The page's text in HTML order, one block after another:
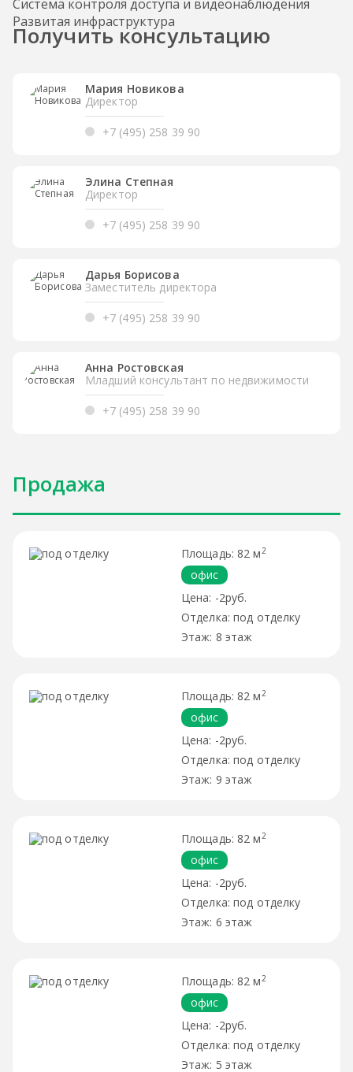
Cистема контроля доступа и видеонаблюдения
Развитая инфраструктура
Получить консультацию
Мария Новикова
Директор
+7 (495) 258 39 90
Элина Степная
Директор
+7 (495) 258 39 90
Дарья Борисова
Заместитель директора
+7 (495) 258 39 90
Анна Ростовская
Младший консультант по недвижимости
+7 (495) 258 39 90
Продажа
82 м 2
офис
-2руб.
под отделку
8 этаж
82 м 2
офис
-2руб.
под отделку
9 этаж
82 м 2
офис
-2руб.
под отделку
6 этаж
82 м 2
офис
-2руб.
под отделку
5 этаж